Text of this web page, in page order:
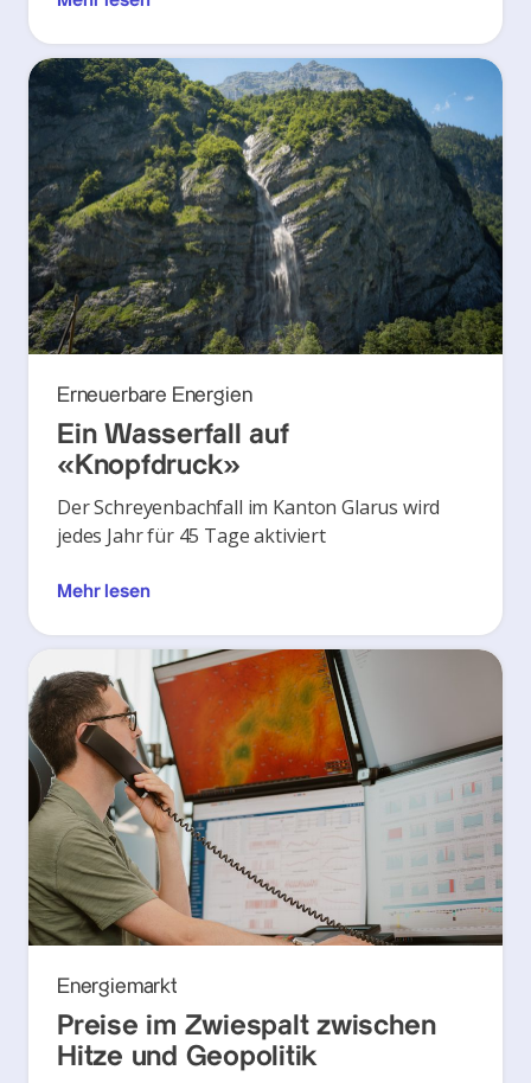
Erneuerbare Energien
Ein Wasserfall auf
«Knopfdruck»
Der Schreyenbachfall im Kanton Glarus wird
jedes Jahr für 45 Tage aktiviert
Mehr lesen
Energiemarkt
Preise im Zwiespalt zwischen
Hitze und Geopolitik